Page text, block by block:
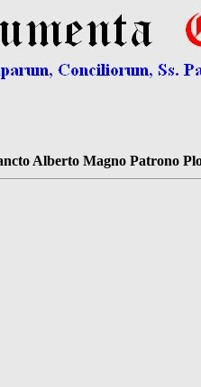
Alberto Magno Patrono